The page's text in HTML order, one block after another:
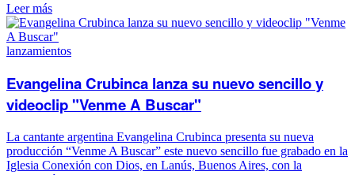
Leer más
lanzamientos
Evangelina Crubinca lanza su nuevo sencillo y
videoclip "Venme A Buscar"
La cantante argentina Evangelina Crubinca presenta su nueva
producción “Venme A Buscar” este nuevo sencillo fue grabado en la
Iglesia Conexión con Dios, en Lanús, Buenos Aires, con la